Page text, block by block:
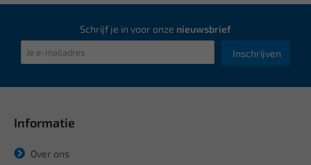
Schrijf je in voor onze nieuwsbrief
Inschrijven
Informatie
Over ons